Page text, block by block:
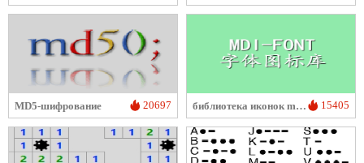
MD5-шифрование 20697 библиотека иконок mdi-font 15405